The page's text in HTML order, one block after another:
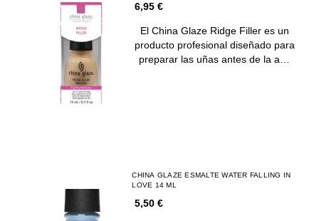
6,95 €
El China Glaze Ridge Filler es un
producto profesional diseñado para
preparar las uñas antes de la a…
CHINA GLAZE ESMALTE WATER FALLING IN
LOVE 14 ML
5,50 €